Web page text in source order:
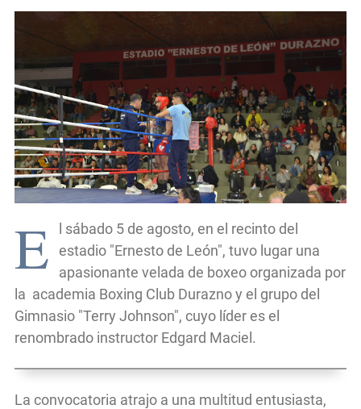
E
l sábado 5 de agosto, en el recinto del
estadio "Ernesto de León", tuvo lugar una
apasionante velada de boxeo organizada por
la academia Boxing Club Durazno y el grupo del
Gimnasio "Terry Johnson", cuyo líder es el
renombrado instructor Edgard Maciel.
La convocatoria atrajo a una multitud entusiasta,